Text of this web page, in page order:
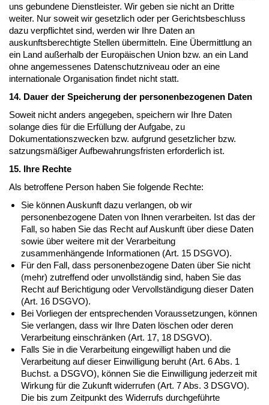
uns gebundene Dienstleister. Wir geben sie nicht an Dritte
weiter. Nur soweit wir gesetzlich oder per Gerichtsbeschluss
dazu verpflichtet sind, werden wir Ihre Daten an
auskunftsberechtigte Stellen übermitteln. Eine Übermittlung an
ein Land außerhalb der Europäischen Union bzw. an ein Land
ohne angemessenes Datenschutzniveau oder an eine
internationale Organisation findet nicht statt.
14. Dauer der Speicherung der personenbezogenen Daten
Soweit nicht anders angegeben, speichern wir Ihre Daten
solange dies für die Erfüllung der Aufgabe, zu
Dokumentationszwecken bzw. aufgrund gesetzlicher bzw.
satzungsmäßiger Aufbewahrungsfristen erforderlich ist.
15. Ihre Rechte
Als betroffene Person haben Sie folgende Rechte:
Sie können Auskunft dazu verlangen, ob wir
personenbezogene Daten von Ihnen verarbeiten. Ist das der
Fall, so haben Sie das Recht auf Auskunft über diese Daten
sowie über weitere mit der Verarbeitung
zusammenhängende Informationen (Art. 15 DSGVO).
Für den Fall, dass personenbezogene Daten über Sie nicht
(mehr) zutreffend oder unvollständig sind, haben Sie das
Recht auf Berichtigung oder Vervollständigung dieser Daten
(Art. 16 DSGVO).
Bei Vorliegen der entsprechenden Voraussetzungen, können
Sie verlangen, dass wir Ihre Daten löschen oder deren
Verarbeitung einschränken (Art. 17, 18 DSGVO).
Falls Sie in die Verarbeitung eingewilligt haben und die
Verarbeitung auf dieser Einwilligung beruht (Art. 6 Abs. 1
Buchst. a DSGVO), können Sie die Einwilligung jederzeit mit
Wirkung für die Zukunft widerrufen (Art. 7 Abs. 3 DSGVO).
Die bis zum Zeitpunkt des Widerrufs durchgeführte